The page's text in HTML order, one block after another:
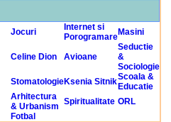
Jocuri
Internet si
PorogramareMasini
Celine Dion Avioane
Seductie
&
Sociologie
StomatologieKsenia SitnikScoala &
Educatie
Arhitectura
& Urbanism Spiritualitate ORL
Fotbal